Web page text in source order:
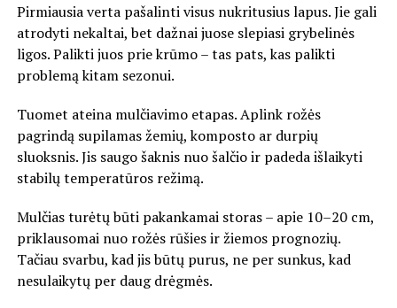
Pirmiausia verta pašalinti visus nukritusius lapus. Jie gali
atrodyti nekaltai, bet dažnai juose slepiasi grybelinės
ligos. Palikti juos prie krūmo – tas pats, kas palikti
problemą kitam sezonui.
Tuomet ateina mulčiavimo etapas. Aplink rožės
pagrindą supilamas žemių, komposto ar durpių
sluoksnis. Jis saugo šaknis nuo šalčio ir padeda išlaikyti
stabilų temperatūros režimą.
Mulčias turėtų būti pakankamai storas – apie 10–20 cm,
priklausomai nuo rožės rūšies ir žiemos prognozių.
Tačiau svarbu, kad jis būtų purus, ne per sunkus, kad
nesulaikytų per daug drėgmės.